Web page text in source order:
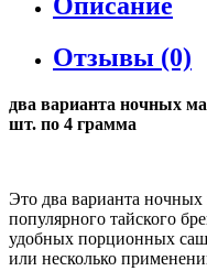
Описание
Отзывы (0)
два варианта ночных
шт. по 4 грамма
Это два варианта
популярного тайского
удобных порционных
или несколько